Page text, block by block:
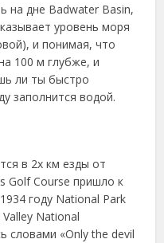
на дне Badwater Basin,
уровень моря
и понимая, что
100 м глубже, и
ли ты быстро
заполнится водой.
в 2х км езды от
Golf Course пришло к
году National Park
National
словами «Only the devil